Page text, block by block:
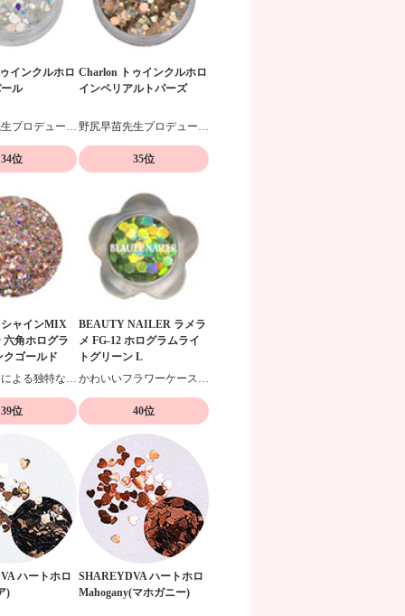
インクルホロ
ル
Charlon トゥインクルホロ
インペリアルトパーズ
34位
ャインMIX
六角ホログラ
クゴールド
表面の凹凸による独特な輝きが特徴
35位
BEAUTY NAILER ラメラ
メ FG-12 ホログラムライ
トグリーン L
かわいいフラワーケース入りのホログラムフィルム
39位
ハートホロ
)
40位
SHAREYDVA ハートホロ
Mahogany(マホガニー)